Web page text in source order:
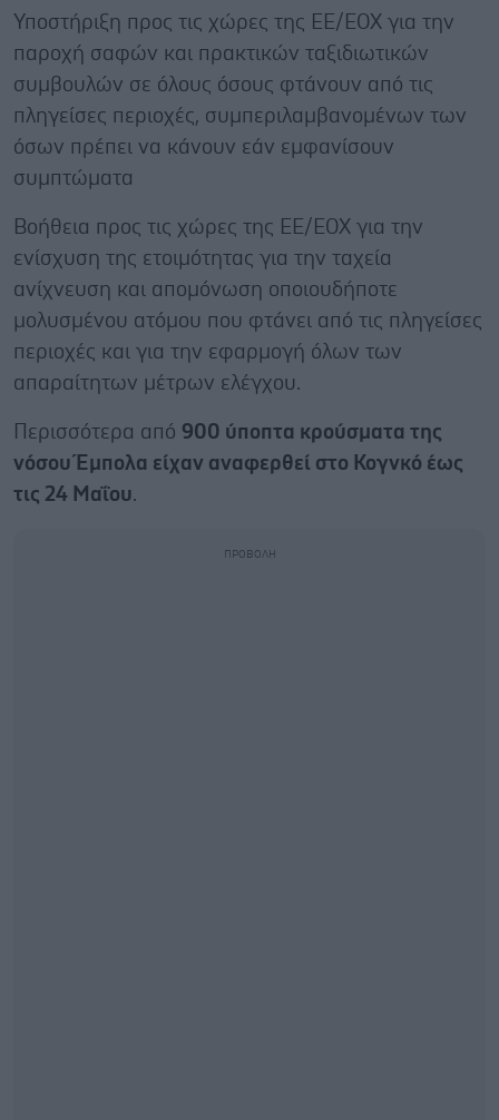
Υποστήριξη προς τις χώρες της ΕΕ/ΕΟΧ για την
παροχή σαφών και πρακτικών ταξιδιωτικών
συμβουλών σε όλους όσους φτάνουν από τις
πληγείσες περιοχές, συμπεριλαμβανομένων των
όσων πρέπει να κάνουν εάν εμφανίσουν
συμπτώματα
Βοήθεια προς τις χώρες της ΕΕ/ΕΟΧ για την
ενίσχυση της ετοιμότητας για την ταχεία
ανίχνευση και απομόνωση οποιουδήποτε
μολυσμένου ατόμου που φτάνει από τις πληγείσες
περιοχές και για την εφαρμογή όλων των
απαραίτητων μέτρων ελέγχου.
Περισσότερα από 900 ύποπτα κρούσματα της
νόσου Έμπολα είχαν αναφερθεί στο Κογνκό έως
τις 24 Μαΐου.